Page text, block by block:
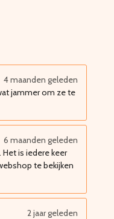
4 maanden geleden
jammer om ze te
6 maanden geleden
Het is iedere keer
te bekijken
2 jaar geleden